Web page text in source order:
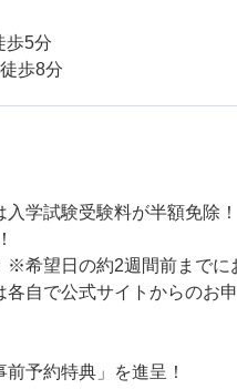
歩5分
歩8分
学試験受験料が半額免除！
希望日の約2週間前までに
自で公式サイトからのお
予約特典」を進呈！